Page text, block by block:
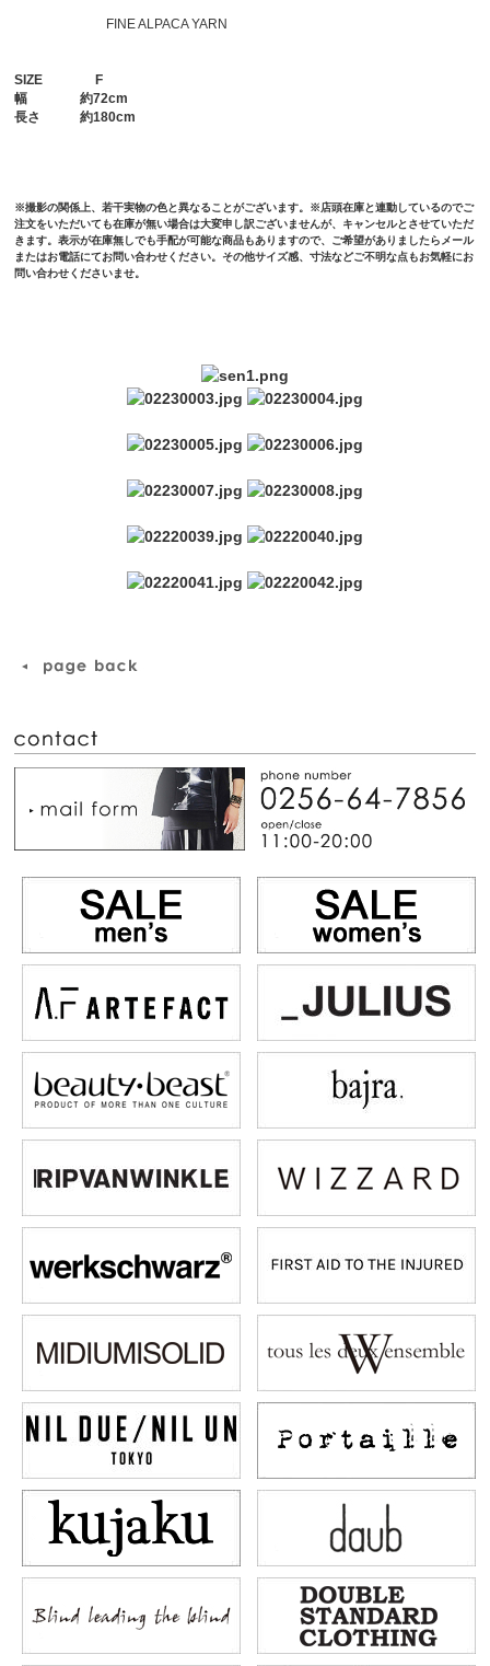
FINE ALPACA YARN
SIZE
F
幅 約72cm
長さ
約180cm
※撮影の関係上、若干実物の色と異なることがございます。※店頭在庫と連動しているのでご
注文をいただいても在庫が無い場合は大変申し訳ございませんが、キャンセルとさせていただ
きます。表示が在庫無しでも手配が可能な商品もありますので、ご希望がありましたらメール
またはお電話にてお問い合わせください。その他サイズ感、寸法などご不明な点もお気軽にお
問い合わせくださいませ。